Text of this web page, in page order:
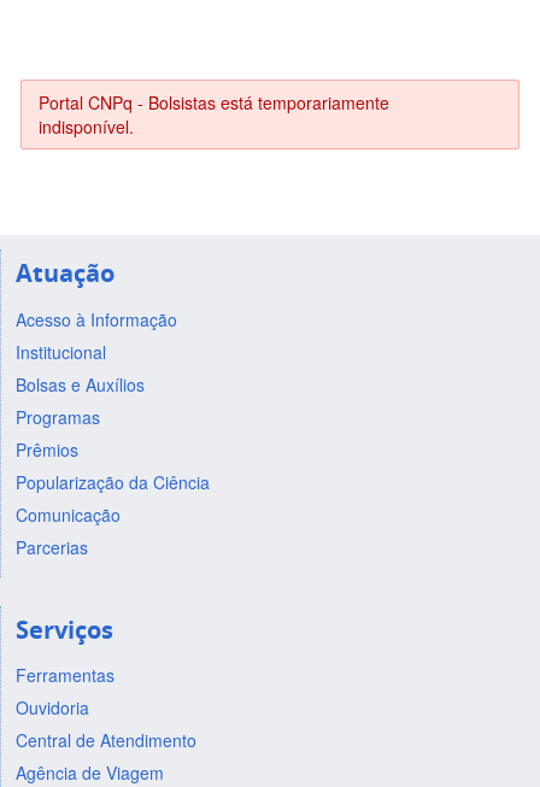
Portal CNPq - Bolsistas está temporariamente
indisponível.
Atuação
Acesso à Informação
Institucional
Bolsas e Auxílios
Programas
Prêmios
Popularização da Ciência
Comunicação
Parcerias
Serviços
Ferramentas
Ouvidoria
Central de Atendimento
Agência de Viagem